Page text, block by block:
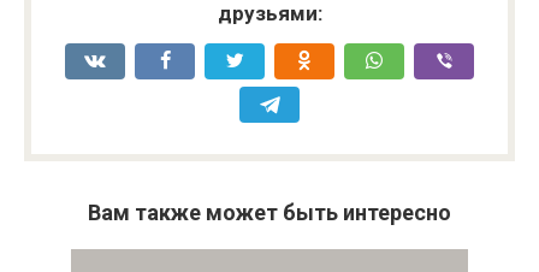
друзьями:
Вам также может быть интересно